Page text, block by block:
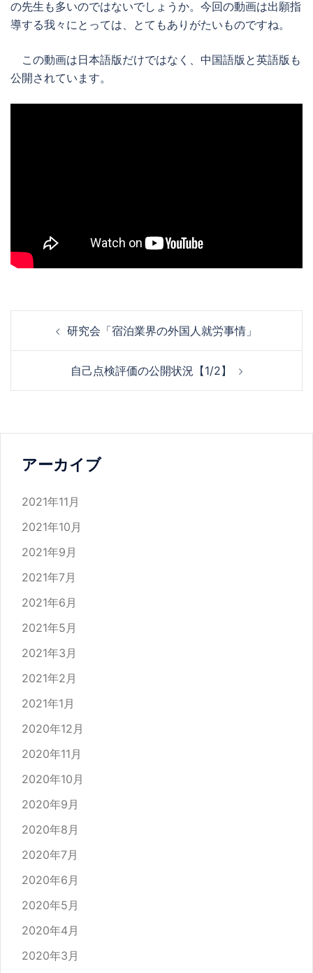
の先生も多いのではないでしょうか。今回の動画は出願指
導する我々にとっては、とてもありがたいものですね。
この動画は日本語版だけではなく、中国語版と英語版も
公開されています。
ゲ
シ
ョ
ン
研究会「宿泊業界の外国人就労事情」
自己点検評価の公開状況【1/2】
アーカイブ
2021年11月
2021年10月
2021年9月
2021年7月
2021年6月
2021年5月
2021年3月
2021年2月
2021年1月
2020年12月
2020年11月
2020年10月
2020年9月
2020年8月
2020年7月
2020年6月
2020年5月
2020年4月
2020年3月